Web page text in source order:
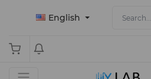
English